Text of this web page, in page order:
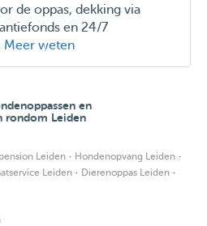
de oppas, dekking via
en 24/7
Meer weten
en
rondom Leiden
Leiden · Hondenopvang Leiden ·
Leiden · Dierenoppas Leiden ·